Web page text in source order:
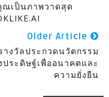
ณเป็นภาพวาดสุด
Older Article
งวัลประกวดนวัตกรรม
ระดิษฐ์เพื่ออนาคตและ
ความยั่งยืน